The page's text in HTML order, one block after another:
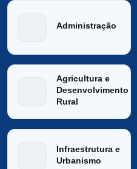
Administração
Agricultura e
Desenvolvimento
Rural
Infraestrutura e
Urbanismo